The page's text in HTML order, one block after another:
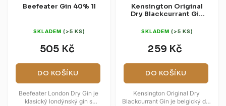
Beefeater Gin 40% 1l
SKLADEM (>5 KS)
505 Kč
DO KOŠÍKU
Beefeater London Dry Gin je
klasický londýnský gin s
Kensington Original
Dry Blackcurrant Gin
SKLADEM (>5 KS)
259 Kč
DO KOŠÍKU
Kensington Original Dry
Blackcurrant Gin je belgický dry